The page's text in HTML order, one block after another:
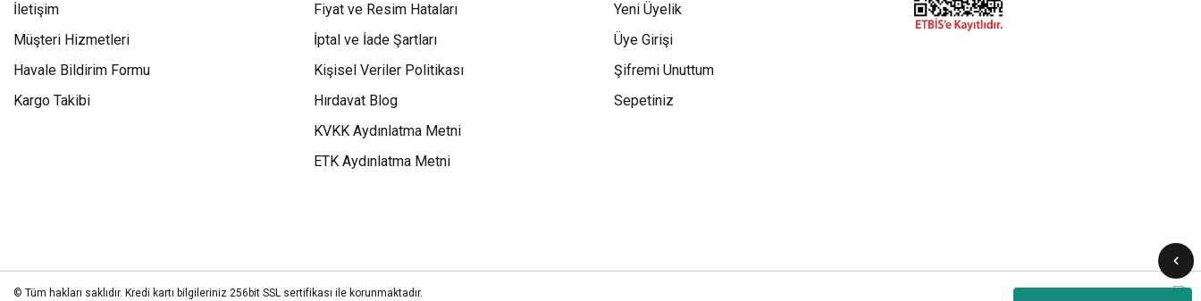
İletişim
Müşteri Hizmetleri
Havale Bildirim Formu
Kargo Takibi
Fiyat ve Resim Hataları
İptal ve İade Şartları
Kişisel Veriler Politikası
Hırdavat Blog
KVKK Aydınlatma Metni
ETK Aydınlatma Metni
Yeni Üyelik
Üye Girişi
Şifremi Unuttum
Sepetiniz
© Tüm hakları saklıdır. Kredi kartı bilgileriniz 256bit SSL sertifikası ile korunmaktadır.